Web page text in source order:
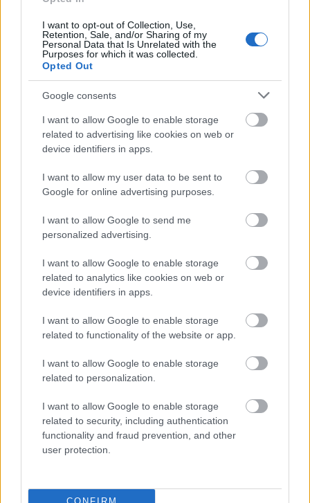
I want to opt-out of Collection, Use,
Retention, Sale, and/or Sharing of my
Personal Data that Is Unrelated with the
Purposes for which it was collected.
Opted Out
Google consents
I want to allow Google to enable storage
related to advertising like cookies on web or
device identifiers in apps.
I want to allow my user data to be sent to
Google for online advertising purposes.
I want to allow Google to send me
personalized advertising.
I want to allow Google to enable storage
related to analytics like cookies on web or
device identifiers in apps.
I want to allow Google to enable storage
related to functionality of the website or app.
I want to allow Google to enable storage
related to personalization.
I want to allow Google to enable storage
related to security, including authentication
functionality and fraud prevention, and other
user protection.
CONFIRM
Könyv a regionális nyelvhasználat
TINTA Könyvkiadó• 2021. szeptember 20.
Az alábbi írás eredeti megjelenési helye: Honismeret
XLIX. évf. 2021/4. szám, 144-145. oldal. Parapatics
Andrea, a Pannon Egyetem kutatója, oktatója e
monográfiájában számos empirikus vizsgálat
eredményein keresztül, magyarországi és
nemzetközi szakirodalom feldolgozásával járja
körül a regionális…